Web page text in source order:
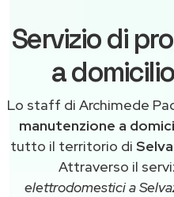
Servizio di
a
Lo staff di Archimede
manutenzione a
tutto il territorio di
Attraverso il
elettrodomestici a